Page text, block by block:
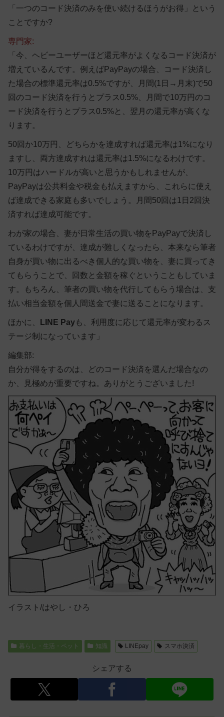
「一つのコード決済のみを使い続けるほうがお得」という
ことですか?
専門家:
「今、ヘビーユーザーほど還元率がよくなるコード決済が
増えているんです。例えばPayPayの場合、コード決済し
た場合の標準還元率は0.5%ですが、月間(1日→月末)で50
回のコード決済を行うとプラス0.5%、月間で10万円のコ
ード決済を行うとプラス0.5%と、翌月の還元率が高くな
ります。
50回か10万円、どちらかを達成すれば還元率は1%になり
ますし、両方達成すれは還元率は1.5%になるわけです。
10万円はハードルが高いと思うかもしれませんが、
PayPayは公共料金や税金も払えますから、これらに使え
ば達成できる家庭も多いでしょう。月間50回は1日2回決
済すれば達成可能です。
わが家の場合、妻が日常生活の買い物をPayPayで決済し
ているわけですが、達成が難しくなったら、本来なら筆者
自身が買い物に出るべき個人的な買い物を、妻に買ってき
てもらうことで、回数と金額を稼ぐということもしていま
す。もちろん、筆者の買い物を代行してもらう場合は、支
払い相当金額を個人間送金で妻に送ることになります。
ほかに、 LINE Payも、利用度に応じて還元率が変わるス
テージ制になっています」
編集部:
自分が得をするのは、どのコード決済を選んだ場合なの
か、見極めが重要ですね。ありがとうございました!
イラスト/はやし・ひろ
暮らし・生活・ペット 知識 LINEpay スマホ決済
シェアする